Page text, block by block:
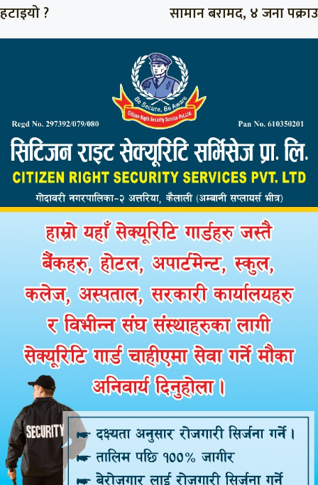
हटाइयो ?
सामान बरामद, ४ जना पक्राउ